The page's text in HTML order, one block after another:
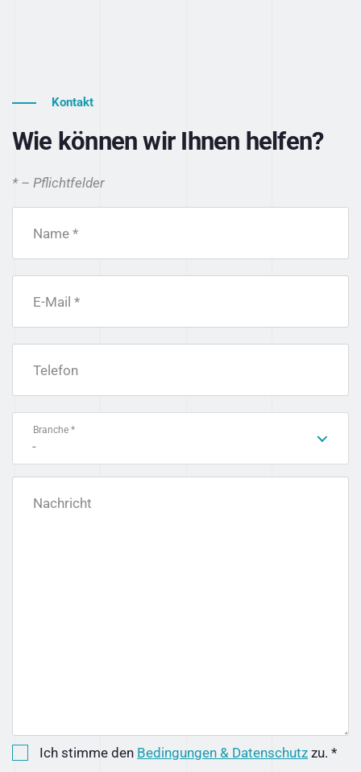
Kontakt
Wie können wir Ihnen helfen?
* – Pflichtfelder
Name *
E-Mail *
Telefon
Branche *
-
Nachricht
Ich stimme den Bedingungen & Datenschutz zu. *